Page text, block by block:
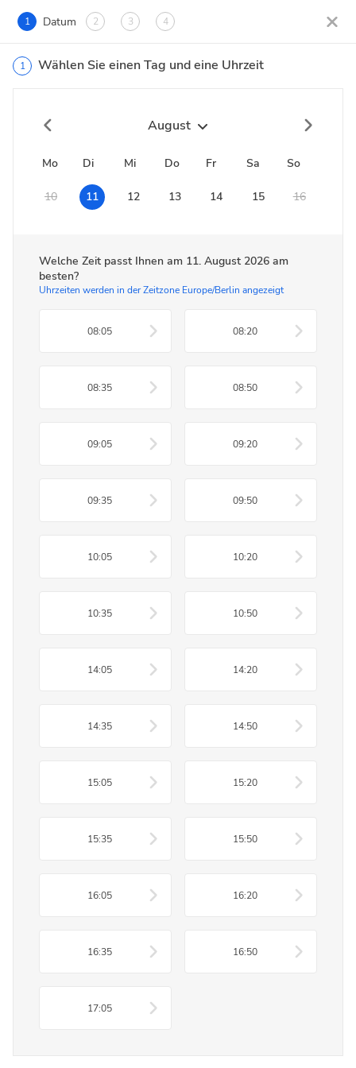
1 Datum 2 3 4
1 Wählen Sie einen Tag und eine Uhrzeit
August
Mo Di Mi Do Fr Sa So
10 11 12 13 14 15 16
Welche Zeit passt Ihnen am 11. August 2026 am
besten?
Uhrzeiten werden in der Zeitzone Europe/Berlin angezeigt
08:05 08:20
08:35 08:50
09:05 09:20
09:35 09:50
10:05 10:20
10:35 10:50
14:05 14:20
14:35 14:50
15:05 15:20
15:35 15:50
16:05 16:20
16:35 16:50
17:05